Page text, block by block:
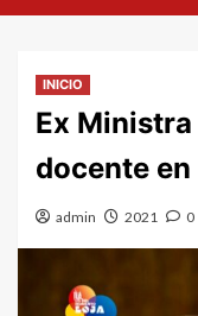
INICIO
Ex
docente en
admin 2021 0